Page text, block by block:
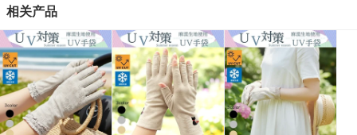
相关产品